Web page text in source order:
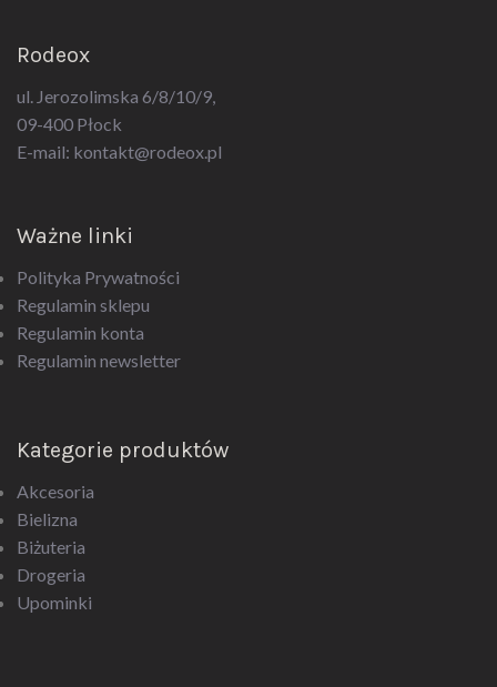
Rodeox
ul. Jerozolimska 6/8/10/9,
09-400 Płock
E-mail: kontakt@rodeox.pl
Ważne linki
Polityka Prywatności
Regulamin sklepu
Regulamin konta
Regulamin newsletter
Kategorie produktów
Akcesoria
Bielizna
Biżuteria
Drogeria
Upominki